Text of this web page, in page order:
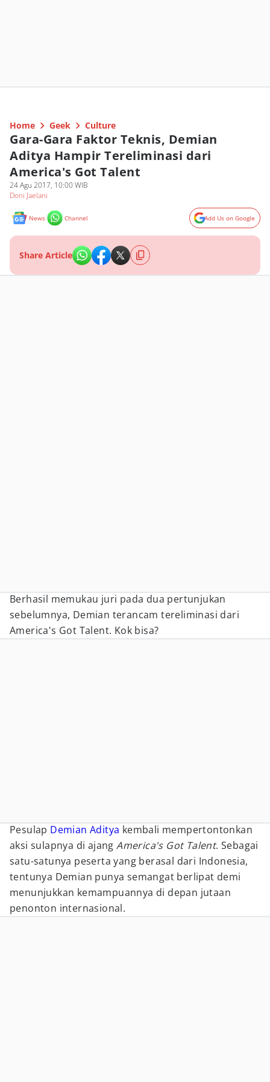
Home Geek Culture
Gara-Gara Faktor Teknis, Demian
Aditya Hampir Tereliminasi dari
America's Got Talent
24 Agu 2017, 10:00 WIB
Doni Jaelani
News Channel Add Us on Google
Share Article
Berhasil memukau juri pada dua pertunjukan
sebelumnya, Demian terancam tereliminasi dari
America's Got Talent. Kok bisa?
Pesulap Demian Aditya kembali mempertontonkan
aksi sulapnya di ajangAmerica's Got Talent. Sebagai
satu-satunya peserta yang berasal dari Indonesia,
tentunya Demian punya semangat berlipat demi
menunjukkan kemampuannya di depan jutaan
penonton internasional.